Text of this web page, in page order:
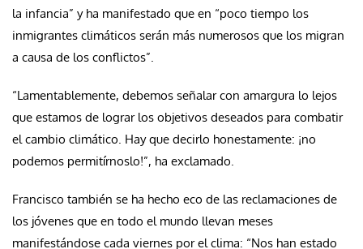
la infancia” y ha manifestado que en “poco tiempo los
inmigrantes climáticos serán más numerosos que los migran
a causa de los conflictos”.
“Lamentablemente, debemos señalar con amargura lo lejos
que estamos de lograr los objetivos deseados para combatir
el cambio climático. Hay que decirlo honestamente: ¡no
podemos permitírnoslo!”, ha exclamado.
Francisco también se ha hecho eco de las reclamaciones de
los jóvenes que en todo el mundo llevan meses
manifestándose cada viernes por el clima: “Nos han estado